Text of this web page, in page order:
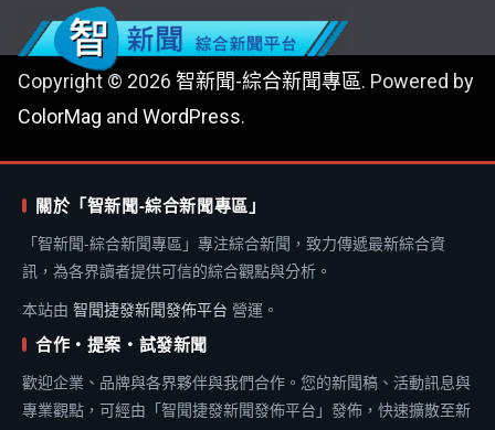
Copyright © 2026 智新聞-綜合新聞專區. Powered by
ColorMag and WordPress.
關於「智新聞-綜合新聞專區」
「智新聞-綜合新聞專區」專注綜合新聞，致力傳遞最新綜合資
訊，為各界讀者提供可信的綜合觀點與分析。
本站由 智聞捷發新聞發佈平台 營運。
合作・提案・試發新聞
歡迎企業、品牌與各界夥伴與我們合作。您的新聞稿、活動訊息與
專業觀點，可經由「智聞捷發新聞發佈平台」發佈，快速擴散至新